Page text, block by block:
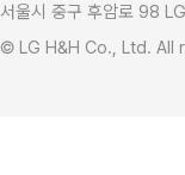
서울시 중구 후암로 98
© LG H&H Co., Ltd. All